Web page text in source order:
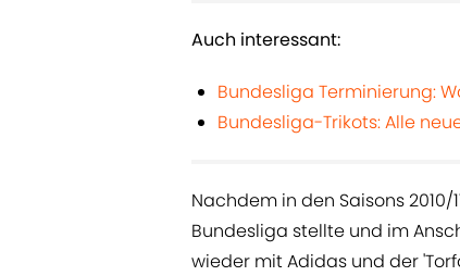
Auch interessant:
Bundesliga Terminierung:
Bundesliga-Trikots: Alle
Nachdem in den Saisons 2010/
Bundesliga stellte und im
wieder mit Adidas und der